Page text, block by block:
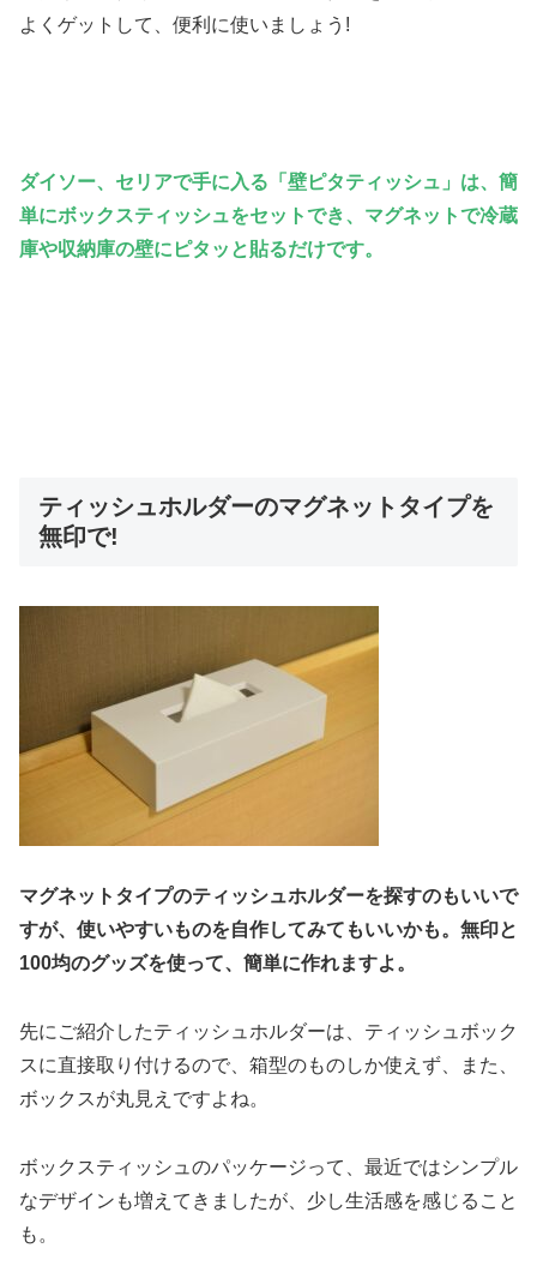
よくゲットして、便利に使いましょう!
ダイソー、セリアで手に入る「壁ピタティッシュ」は、簡
単にボックスティッシュをセットでき、マグネットで冷蔵
庫や収納庫の壁にピタッと貼るだけです。
ティッシュホルダーのマグネットタイプを
無印で!
マグネットタイプのティッシュホルダーを探すのもいいで
すが、使いやすいものを自作してみてもいいかも。無印と
100均のグッズを使って、簡単に作れますよ。
先にご紹介したティッシュホルダーは、ティッシュボック
スに直接取り付けるので、箱型のものしか使えず、また、
ボックスが丸見えですよね。
ボックスティッシュのパッケージって、最近ではシンプル
なデザインも増えてきましたが、少し生活感を感じること
も。